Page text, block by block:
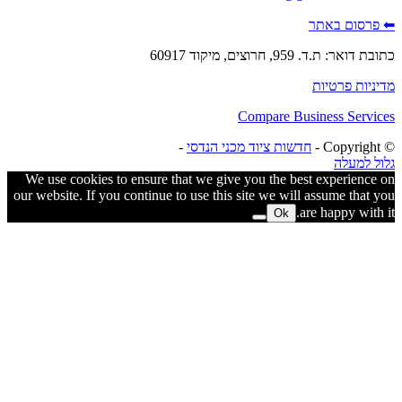
באתר
959, חרוצים, מיקוד 60917
פרטיות
Compare Business
חדשות ציוד מכני הנדסי -
We use cookies to ensure that we give you the best
our website. If you continue to use this site we will assume
are happy
Ok